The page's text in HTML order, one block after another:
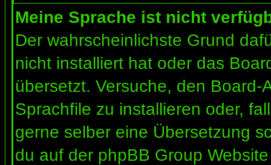
Meine Sprache ist nicht
Der wahrscheinlichste Grund
nicht installiert hat oder das
übersetzt. Versuche, den
Sprachfile zu installieren oder,
gerne selber eine Übersetzung
du auf der phpBB Group